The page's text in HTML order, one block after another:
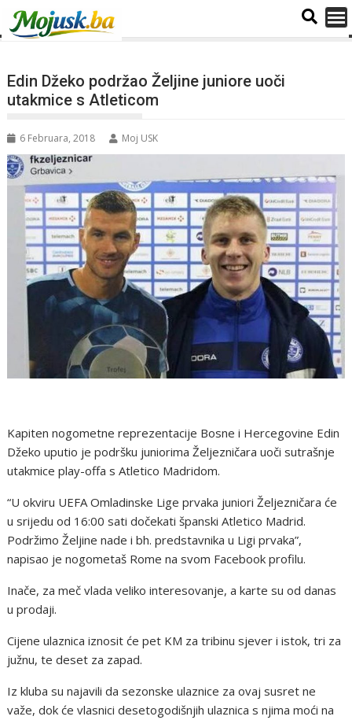
Edin Džeko podržao Željine juniore uoči
utakmice s Atleticom
6 Februara, 2018 Moj USK
Kapiten nogometne reprezentacije Bosne i Hercegovine Edin
Džeko uputio je podršku juniorima Željezničara uoči sutrašnje
utakmice play-offa s Atletico Madridom.
“U okviru UEFA Omladinske Lige prvaka juniori Željezničara će
u srijedu od 16:00 sati dočekati španski Atletico Madrid.
Podržimo Željine nade i bh. predstavnika u Ligi prvaka”,
napisao je nogometaš Rome na svom Facebook profilu.
Inače, za meč vlada veliko interesovanje, a karte su od danas
u prodaji.
Cijene ulaznica iznosit će pet KM za tribinu sjever i istok, tri za
južnu, te deset za zapad.
Iz kluba su najavili da sezonske ulaznice za ovaj susret ne
važe, dok će vlasnici desetogodišnjih ulaznica s njima moći na